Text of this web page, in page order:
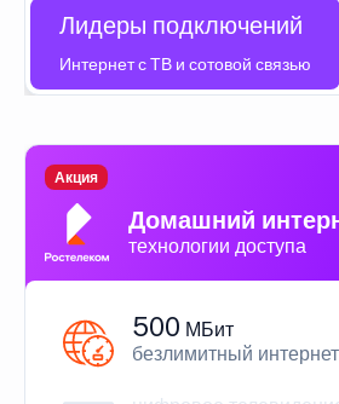
Лидеры подключений
Интернет с ТВ и сотовой связью
Домашний
технологии доступа
Акция
500 МБит
безлимитный интернет